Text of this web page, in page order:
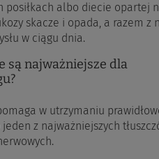
posiłkach albo diecie opartej
skacze i opada, a razem z
w ciągu dnia.
są najważniejsze dla
w utrzymaniu
jeden z najważniejszych